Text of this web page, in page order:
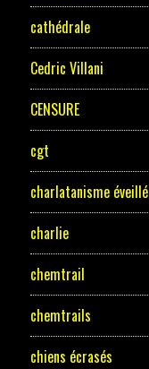
cathédrale
Cedric Villani
CENSURE
cgt
charlatanisme éveillé
charlie
chemtrail
chemtrails
chiens écrasés